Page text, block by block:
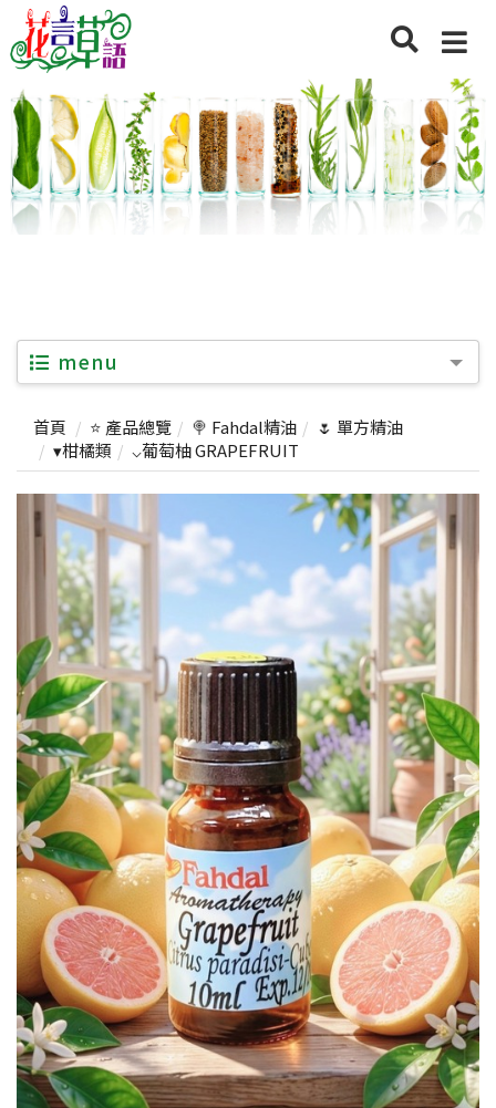
menu
首頁 ⭐ 產品總覽 🍭 Fahdal精油
🌷 單方精油
▾柑橘類
⌵葡萄柚 GRAPEFRUIT